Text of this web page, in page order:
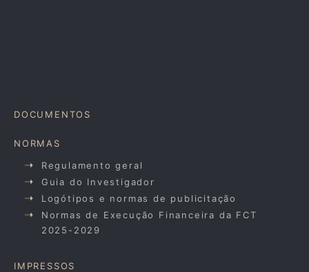
DOCUMENTOS
NORMAS
Regulamento geral
Guia do Investigador
Logótipos e normas de publicitação
Normas de Execução Financeira da FCT
2025-2029
IMPRESSOS